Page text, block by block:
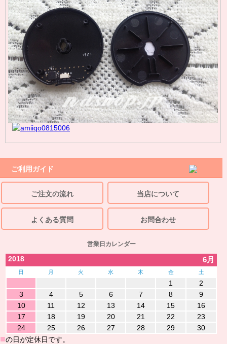
ご利用ガイド
ご注文の流れ 当店について
よくある質問 お問合わせ
営業日カレンダー
2018 6月
日 月 火 水 木 金 土
1
2
3
4 5 6 7 8
9
10
11 12 13 14 15
16
17
18 19 20 21 22
23
24
25 26 27 28 29 30
■の日が定休日です。